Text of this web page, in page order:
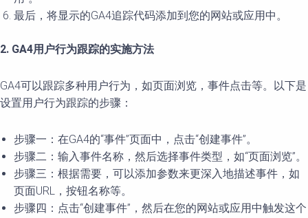
最后，将显示的GA4追踪代码添加到您的网站或应用中。
2. GA4用户行为跟踪的实施方法
GA4可以跟踪多种用户行为，如页面浏览，事件点击等。以下是
设置用户行为跟踪的步骤：
步骤一：在GA4的“事件”页面中，点击“创建事件”。
步骤二：输入事件名称，然后选择事件类型，如“页面浏览”。
步骤三：根据需要，可以添加参数来更深入地描述事件，如
页面URL，按钮名称等。
步骤四：点击“创建事件”，然后在您的网站或应用中触发这个